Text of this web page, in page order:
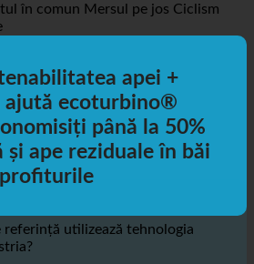
în comun Mersul pe jos Ciclism
apei +
ajută ecoturbino®
până la 50%
și ape reziduale în băi
referință utilizează tehnologia